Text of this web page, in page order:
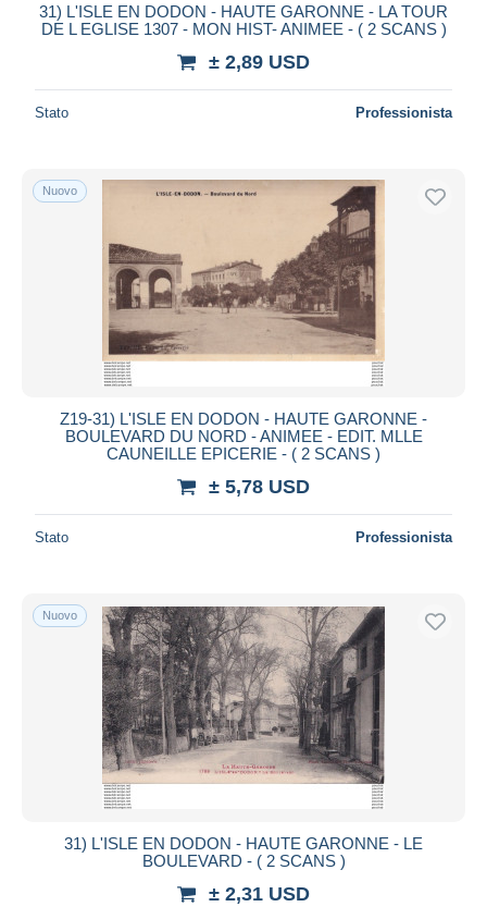
31) L'ISLE EN DODON - HAUTE GARONNE - LA TOUR
DE L EGLISE 1307 - MON HIST- ANIMEE - ( 2 SCANS )
± 2,89 USD
Stato Professionista
Nuovo
Z19-31) L'ISLE EN DODON - HAUTE GARONNE -
BOULEVARD DU NORD - ANIMEE - EDIT. MLLE
CAUNEILLE EPICERIE - ( 2 SCANS )
± 5,78 USD
Stato Professionista
Nuovo
31) L'ISLE EN DODON - HAUTE GARONNE - LE
BOULEVARD - ( 2 SCANS )
± 2,31 USD